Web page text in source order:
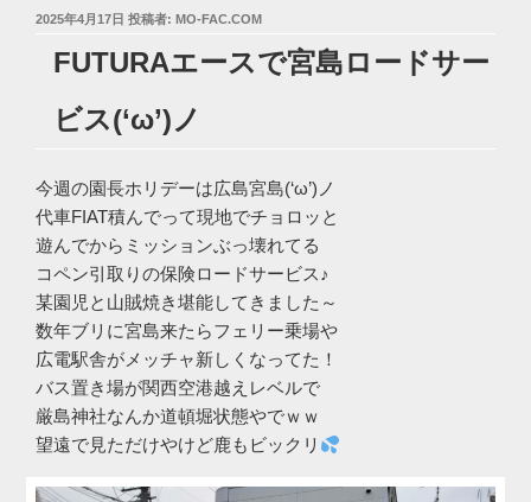
投
2025年4月17日 投稿者: MO-FAC.COM
FUTURAエースで宮島ロードサー
ビス(‘ω’)ノ
今週の園長ホリデーは広島宮島(‘ω’)ノ
代車FIAT積んでって現地でチョロッと
遊んでからミッションぶっ壊れてる
コペン引取りの保険ロードサービス♪
某園児と山賊焼き堪能してきました～
数年ブリに宮島来たらフェリー乗場や
広電駅舎がメッチャ新しくなってた！
バス置き場が関西空港越えレベルで
厳島神社なんか道頓堀状態やでｗｗ
望遠で見ただけやけど鹿もビックリ